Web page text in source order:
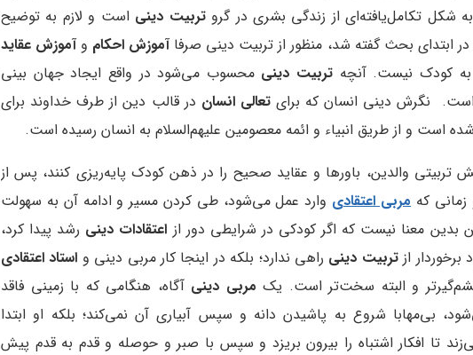
تکامل‌یافته‌ای از زندگی بشری در گروتربیت دینی است و لازم به توضیح
ابتدای بحث گفته شد، منظور از تربیت دینی صرفاآموزش احکام وآموزش عقاید
به کودک نیست. آنچه تربیت دینی محسوب می‌شود در واقع ایجاد جهان بینی
نگرش دینی انسان که برایتعالی انسان در قالب دین از طرف خداوند برای
است و از طریق انبیاء و ائمه معصومین علیهم‌السلام به انسان رسیده است.
تربیتی والدین، باورها و عقاید صحیح را در ذهن کودک پایه‌ریزی کنند، پس از
که مربی اعتقادی وارد عمل می‌شود، طی کردن مسیر و ادامه آن به سهولت
بدین معنا نیست که اگر کودکی در شرایطی دور از اعتقادات دینی رشد پیدا کرد،
از تربیت دینی راهی ندارد؛ بلکه در اینجا کار مربی دینی و استاد اعتقادی
و البته سخت‌تر است. یک مربی دینی آگاه، هنگامی که با زمینی فاقد
بی‌مهابا شروع به پاشیدن دانه و سپس آبیاری آن نمی‌کند؛ بلکه او ابتدا
تا افکار اشتباه را بیرون بریزد و سپس با صبر و حوصله و قدم به قدم پیش